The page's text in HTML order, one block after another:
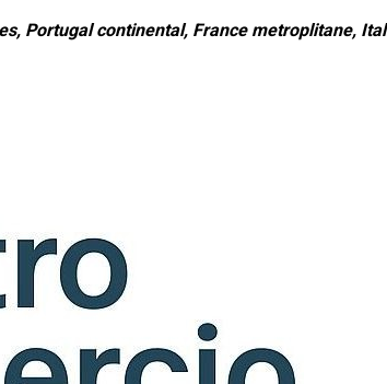
Portugal continental, France metroplitane,